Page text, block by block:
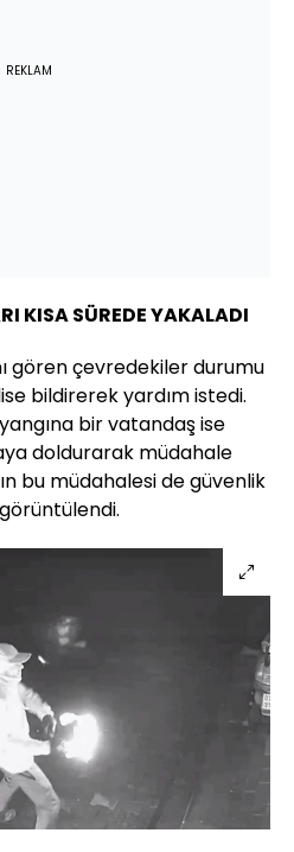
REKLAM
KISA SÜREDE YAKALADI
gören çevredekiler durumu
bildirerek yardım istedi.
bir vatandaş ise
doldurarak müdahale
bu müdahalesi de güvenlik